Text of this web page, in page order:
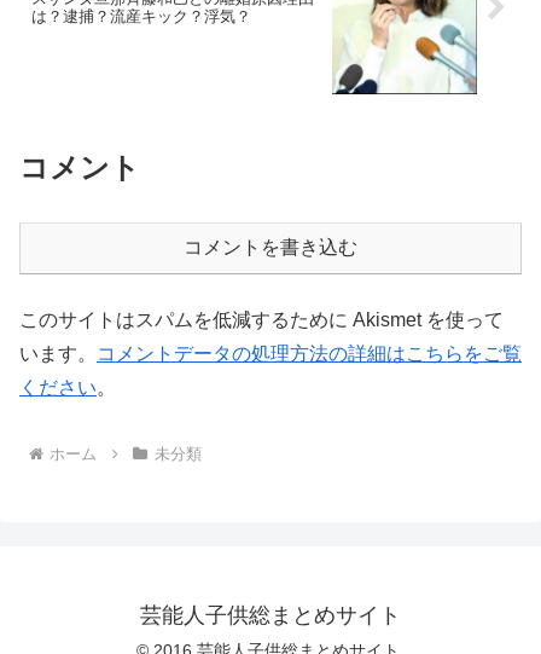
は？逮捕？流産キック？浮気？
コメント
コメントを書き込む
このサイトはスパムを低減するために Akismet を使って
います。
コメントデータの処理方法の詳細はこちらをご覧
ください。
ホーム 未分類
芸能人子供総まとめサイト
© 2016 芸能人子供総まとめサイト.